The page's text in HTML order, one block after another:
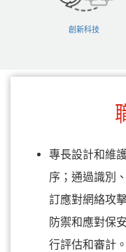
創新科技
專長設計和維
序；通過識別
訂應對網絡攻
防禦和應對保
行評估和審計。